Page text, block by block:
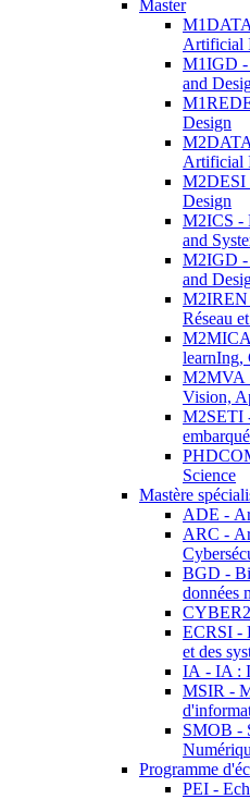
Master
Artificial
M1IGD -
and
Design
Artificial
M2DESI
Design
M2ICS -
and
M2IGD -
and
M2IREN
Réseau
learnIng,
M2MVA
Vision,
M2SETI
Science
Mastère
ADE -
ARC -
BGD -
données
CYBER2
ECRSI -
et des
IA - IA :
MSIR -
SMOB -
Programme
PEI -